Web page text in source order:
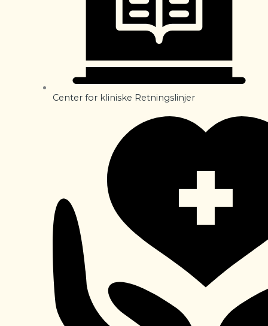
Center for kliniske Retningslinjer